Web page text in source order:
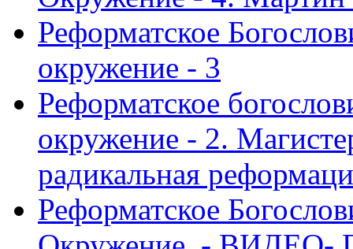
Реформатское
окружение - 3
Реформатское
окружение - 2.
радикальная
Реформатское